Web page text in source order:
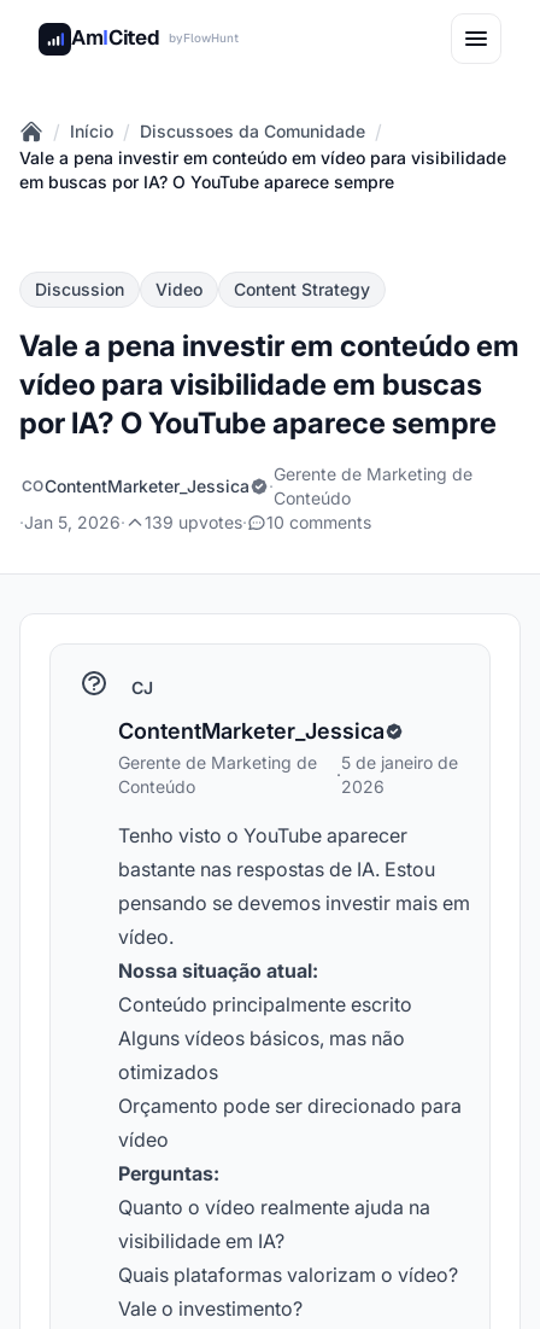
AmICited byFlowHunt
Home
/ Início / Discussoes da Comunidade /
Vale a pena investir em conteúdo em vídeo para visibilidade
em buscas por IA? O YouTube aparece sempre
Discussion Video Content Strategy
Vale a pena investir em conteúdo em
vídeo para visibilidade em buscas
por IA? O YouTube aparece sempre
COContentMarketer_Jessica ·
Gerente de Marketing de
Conteúdo
·Jan 5, 2026· 139 upvotes· 10 comments
CJ
ContentMarketer_Jessica
Gerente de Marketing de
Conteúdo
·
5 de janeiro de
2026
Tenho visto o YouTube aparecer
bastante nas respostas de IA. Estou
pensando se devemos investir mais em
vídeo.
Nossa situação atual:
Conteúdo principalmente escrito
Alguns vídeos básicos, mas não
otimizados
Orçamento pode ser direcionado para
vídeo
Perguntas:
Quanto o vídeo realmente ajuda na
visibilidade em IA?
Quais plataformas valorizam o vídeo?
Vale o investimento?